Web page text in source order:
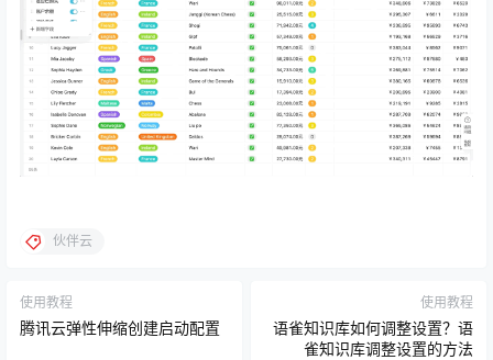
伙伴云
使用教程
腾讯云弹性伸缩创建启动配置
使用教程
语雀知识库如何调整设置？语
雀知识库调整设置的方法